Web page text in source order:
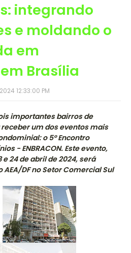
integrando
e moldando o
em
Brasília
12:33:00 PM
importantes bairros de
um dos eventos mais
o 5° Encontro
- ENBRACON. Este evento,
24 de abril de 2024, será
DF no Setor Comercial Sul